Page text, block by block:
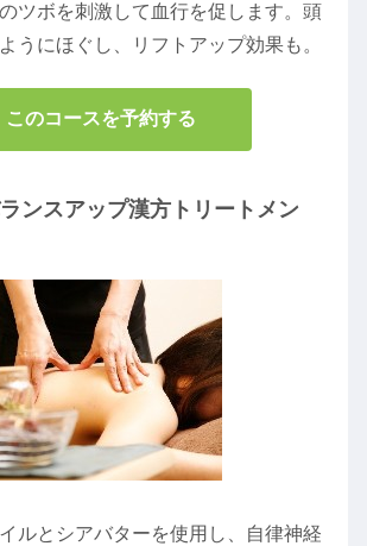
ツボを刺激して血行を促します。頭
うにほぐし、リフトアップ効果も。
このコースを予約する
ンスアップ漢方トリートメン
ルとシアバターを使用し、自律神経